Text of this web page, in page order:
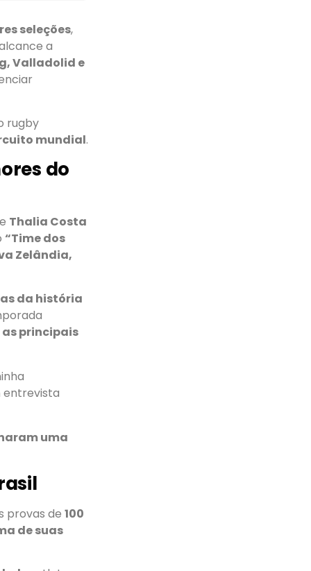
seleções,
a
Valladolid e
rugby
mundial.
do
Thalia Costa
“Time dos
Zelândia,
da história
as principais
entrevista
uma
provas de100
de suas